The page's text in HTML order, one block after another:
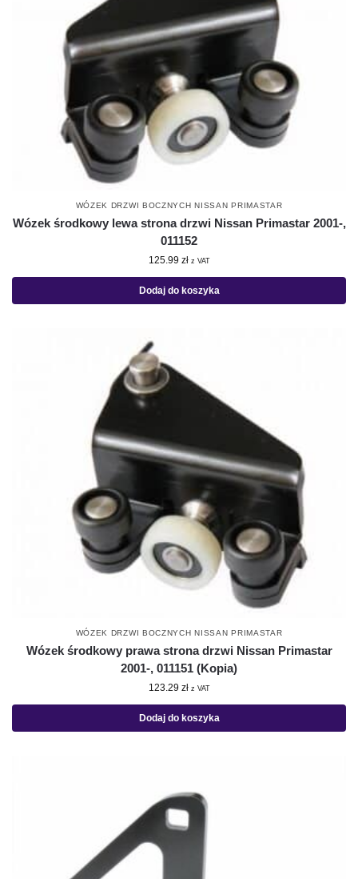
WÓZEK DRZWI BOCZNYCH NISSAN PRIMASTAR
Wózek środkowy lewa strona drzwi Nissan Primastar 2001-,
011152
125.99 zł z VAT
Dodaj do koszyka
WÓZEK DRZWI BOCZNYCH NISSAN PRIMASTAR
Wózek środkowy prawa strona drzwi Nissan Primastar
2001-, 011151 (Kopia)
123.29 zł z VAT
Dodaj do koszyka